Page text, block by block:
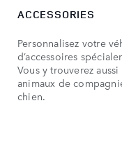
ACCESSORIES
Personnalisez votre
d’accessoires
Vous y trouverez
animaux de
chien.